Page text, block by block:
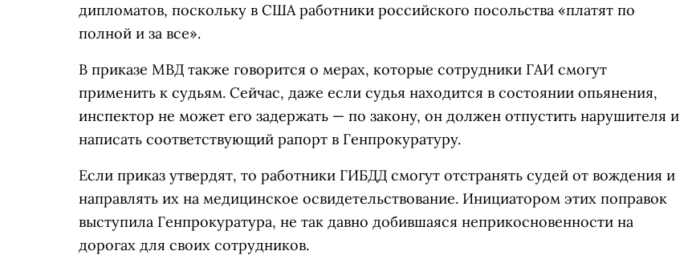
дипломатов, поскольку в США работники российского посольства «платят по
полной и за все».
В приказе МВД также говорится о мерах, которые сотрудники ГАИ смогут
применить к судьям. Сейчас, даже если судья находится в состоянии опьянения,
инспектор не может его задержать — по закону, он должен отпустить нарушителя и
написать соответствующий рапорт в Генпрокуратуру.
Если приказ утвердят, то работники ГИБДД смогут отстранять судей от вождения и
направлять их на медицинское освидетельствование. Инициатором этих поправок
выступила Генпрокуратура, не так давно добившаяся неприкосновенности на
дорогах для своих сотрудников.